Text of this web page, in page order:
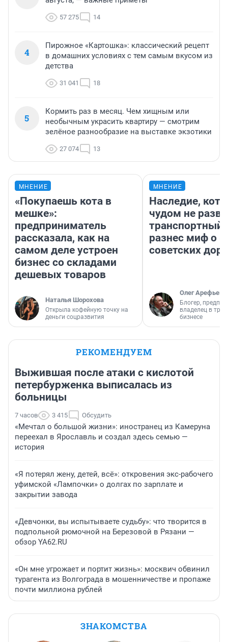
57 275 14
4
Пирожное «Картошка»: классический рецепт
в домашних условиях с тем самым вкусом из
детства
31 041 18
5
Кормить раз в месяц. Чем хищным или
необычным украсить квартиру — смотрим
зелёное разнообразие на выставке экзотики
27 074 13
МНЕНИЕ
«Покупаешь кота в
мешке»:
предприниматель
рассказала, как на
самом деле устроен
бизнес со складами
дешевых товаров
Наталья Шорохова
Открыла кофейную точку на
деньги соцразвития
МНЕНИЕ
Наследие,
чудом не
транспортный
разнес миф о
советских
Олег Арефьев
Блогер,
владелец в
бизнесе
РЕКОМЕНДУЕМ
Выжившая после атаки с кислотой
петербурженка выписалась из
больницы
7 часов 3 415 Обсудить
«Мечтал о большой жизни»: иностранец из Камеруна
переехал в Ярославль и создал здесь семью —
история
«Я потерял жену, детей, всё»: откровения экс-рабочего
уфимской «Лампочки» о долгах по зарплате и
закрытии завода
«Девчонки, вы испытываете судьбу»: что творится в
подпольной рюмочной на Березовой в Рязани —
обзор YA62.RU
«Он мне угрожает и портит жизнь»: москвич обвинил
турагента из Волгограда в мошенничестве и пропаже
почти миллиона рублей
ЗНАКОМСТВА